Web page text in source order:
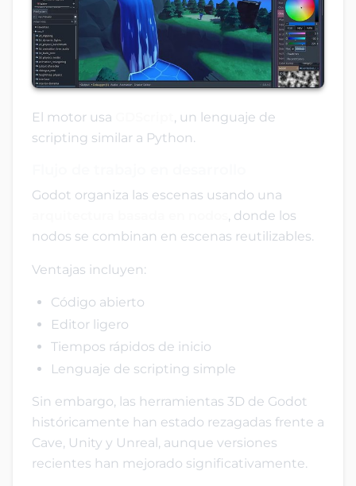
El motor usa
, un lenguaje de
scripting similar a Python.
Godot organiza las escenas usando una
, donde los
nodos se combinan en escenas reutilizables.
Ventajas incluyen:
Código abierto
Editor ligero
Tiempos rápidos de inicio
Lenguaje de scripting simple
Sin embargo, las herramientas 3D de Godot
históricamente han estado rezagadas frente a
Cave, Unity y Unreal, aunque versiones
recientes han mejorado significativamente.